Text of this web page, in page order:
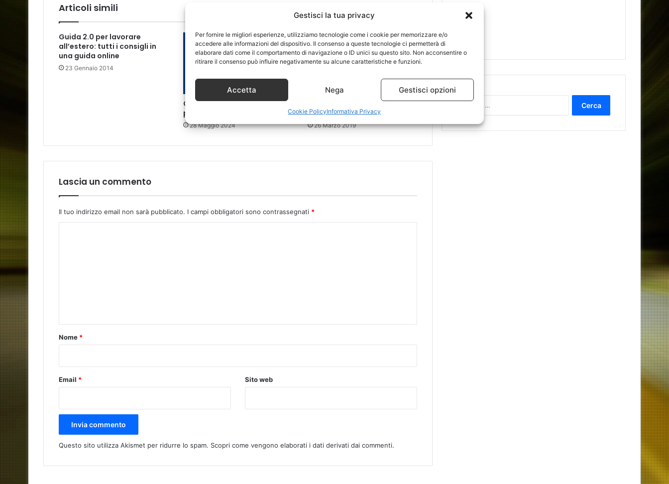
Gestisci la tua privacy
Per fornire le migliori esperienze, utilizziamo tecnologie come i cookie per memorizzare e/o
accedere alle informazioni del dispositivo. Il consenso a queste tecnologie ci permetterà di
elaborare dati come il comportamento di navigazione o ID unici su questo sito. Non acconsentire o
ritirare il consenso può influire negativamente su alcune caratteristiche e funzioni.
Accetta Nega Gestisci opzioni
Cookie PolicyInformativa Privacy
Articoli simili
Guida 2.0 per lavorare
all’estero: tutti i consigli in
una guida online
23 Gennaio 2014
Come scegliere un provider di
posta elettronica in Italia
28 Maggio 2024
Di cosa si occupano le
Agenzie di Digital Marketing
26 Marzo 2019
Lascia un commento
Il tuo indirizzo email non sarà pubblicato. I campi obbligatori sono contrassegnati *
o
Nome *
Email * Sito web
Questo sito utilizza Akismet per ridurre lo spam. Scopri come vengono elaborati i dati derivati dai commenti.